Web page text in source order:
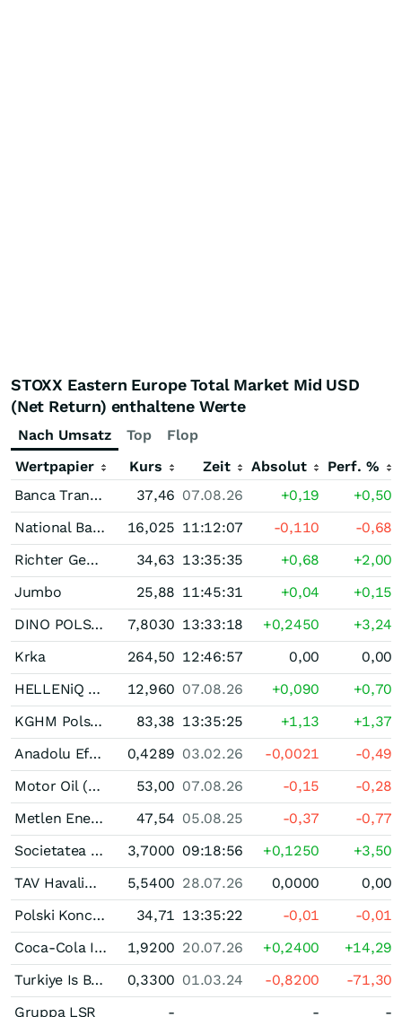
STOXX Eastern Europe Total Market Mid USD
(Net Return) enthaltene Werte
Nach Umsatz Top
Flop
Wertpapier
Kurs Zeit Absolut
Perf. %
Banca Transilvania
37,46 07.08.26 +0,19
+0,50
National Bank of Greece
16,025 11:12:07 -0,110
-0,68
Richter Gedeon Vegyeszeti Gyar NyRt
34,63 13:35:35 +0,68
+2,00
Jumbo
25,88 11:45:31 +0,04
+0,15
DINO POLSKA Spolka Akcyjna
7,8030 13:33:18 +0,2450
+3,24
Krka
264,50 12:46:57 0,00
0,00
HELLENiQ ENERGY Holdings
12,960 07.08.26 +0,090
+0,70
KGHM Polska Miedz
83,38 13:35:25 +1,13
+1,37
Anadolu Efes Biracilik ve Malt Sanayi
0,4289 03.02.26 -0,0021
-0,49
Motor Oil (Hellas) Corinth Refineries
53,00 07.08.26 -0,15
-0,28
Metlen Energy & Metals
47,54 05.08.25 -0,37
-0,77
Societatea Nationala de Gaze Naturale Romgaz
3,7000 09:18:56 +0,1250
+3,50
TAV Havalimanlari Holding
5,5400 28.07.26 0,0000
0,00
Polski Koncern Naftowy ORLEN
34,71 13:35:22 -0,01
-0,01
Coca-Cola Icecek
1,9200 20.07.26 +0,2400
+14,29
Turkiye Is Bankasi A.S. Bearer (C)
0,3300 01.03.24 -0,8200
-71,30
Gruppa LSR
- -
-